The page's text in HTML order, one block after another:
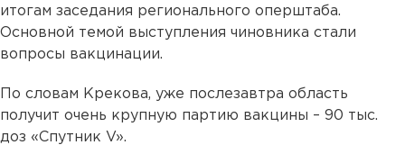
итогам заседания регионального оперштаба.
Основной темой выступления чиновника стали
вопросы вакцинации.
По словам Крекова, уже послезавтра область
получит очень крупную партию вакцины – 90 тыс.
доз «Спутник V».